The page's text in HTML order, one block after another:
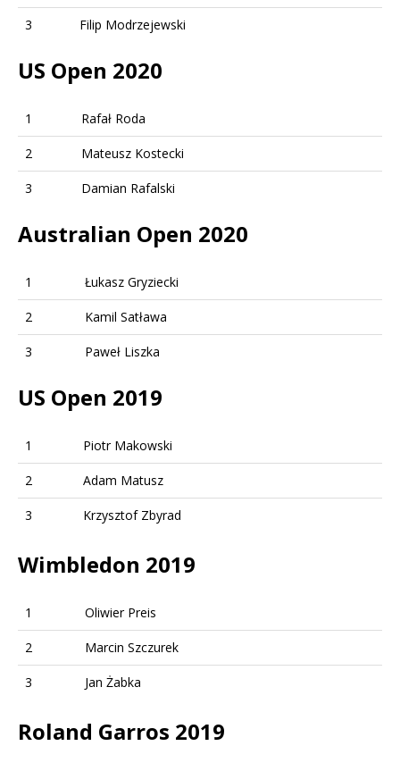
3 Filip Modrzejewski
US Open 2020
1 Rafał Roda
2 Mateusz Kostecki
3 Damian Rafalski
Australian Open 2020
1 Łukasz Gryziecki
2 Kamil Satława
3 Paweł Liszka
US Open 2019
1 Piotr Makowski
2 Adam Matusz
3 Krzysztof Zbyrad
Wimbledon 2019
1 Oliwier Preis
2 Marcin Szczurek
3 Jan Żabka
Roland Garros 2019